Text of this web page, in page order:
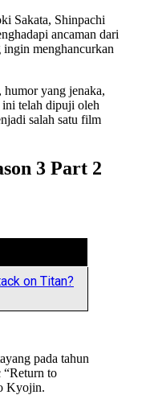
Sakata, Shinpachi
ancaman dari
menghancurkan
yang jenaka,
telah dipuji oleh
salah satu film
3 Part 2
on Titan?
pada tahun
“Return to
Kyojin.